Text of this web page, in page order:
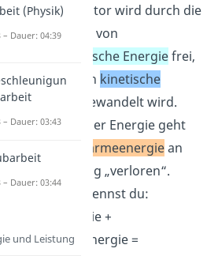
Bei einem Motor wird durch die
Verbrennung von
chemische Energiefrei,
die zum Teil in kinetische
Energie
umgewandelt wird.
Ein Großteil der Energie geht
Wärmeenergiean
die Umgebung „verloren“.
Auch hier erkennst du:
Wärmeenergie +
Bewegungsenergie =
(Physik)
– Dauer: 04:39
– Dauer: 03:43
– Dauer: 03:44
und Leistung